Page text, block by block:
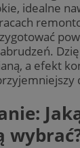
idealne
a efekt